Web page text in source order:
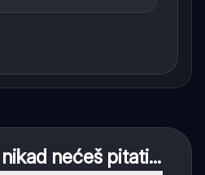
nećeš pitati...